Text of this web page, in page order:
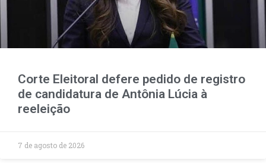
Corte Eleitoral defere pedido de registro
de candidatura de Antônia Lúcia à
reeleição
7 de agosto de 2026